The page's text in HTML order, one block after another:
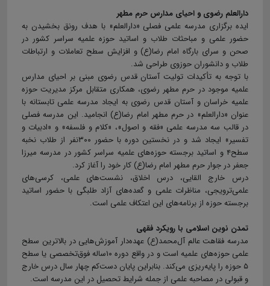
دارالعلم رضوی و احیای مدارس حرم مطهر
ایده برگزاری مدرسه علمی فصلی «دارالعلم» با هدف رونق بخشیدن به
حضور علمی و مباحثات طلاب و اساتید حوزه علمیه سراسر کشور در
صحن و سرای بارگاه امام رضا(ع) و افزایش سطح تعاملات و ارتباطات
طلاب و دانشوران حوزوی طراحی شد.
با توجه به تأکیدات تولیت آستان قدس رضوی مبنی بر احیای مدارس
علمیه موجود در حرم مطهر رضوی، همکاری متقابل مرکز مدیریت حوزه
علمیه خراسان و آستان قدس رضوی به ایجاد مدرسه علمی تابستانه با
عنوان «دارالعلم» در حرم مطهر امام رضا(ع) انجامید. این مدرسه فصلی
در قالب سه مدرسه علمی «فقه و اصول»، «کلام و فلسفه» و «ادبیات و
تفسیر» ایجاد شد و در نخستین دوره با حضور ۳۰۰نفر از طلاب نخبه
سطح۴ و اساتید برجسته حوزه‌های علمیه سراسر کشور در مدرسه میرزا
جعفر در جوار حرم مطهر امام رضا(ع) کار خود را آغاز کرد.
درس خارج القایی، درس اخلاق، نشست‌‌های علمی، کرسی‌‌های
علمی‌ترویجی، مناظرات علمی و گعده‌های آزاد طلبگی با حضور اساتید
برجسته حوزه از برنامه‌های این اعتکاف علمی است.
تمدن نوین اسلامی با رویکرد فقهی
مدرسه فقاهت عالم آل‌محمد(ع) عهده‌دار آموزش‌هایی در بالاترین سطح
علمی حوزه‌های علمیه است و در واقع دوره ۱۰ساله فوق‌تخصصی یا سطح
۵ حوزه را پایه‌ریزی می‌کند. بنابراین پایان دست‌کم چهار سال درس خارج
و قبولی در مصاحبه علمی از جمله شرایط تحصیل در این مدرسه است.